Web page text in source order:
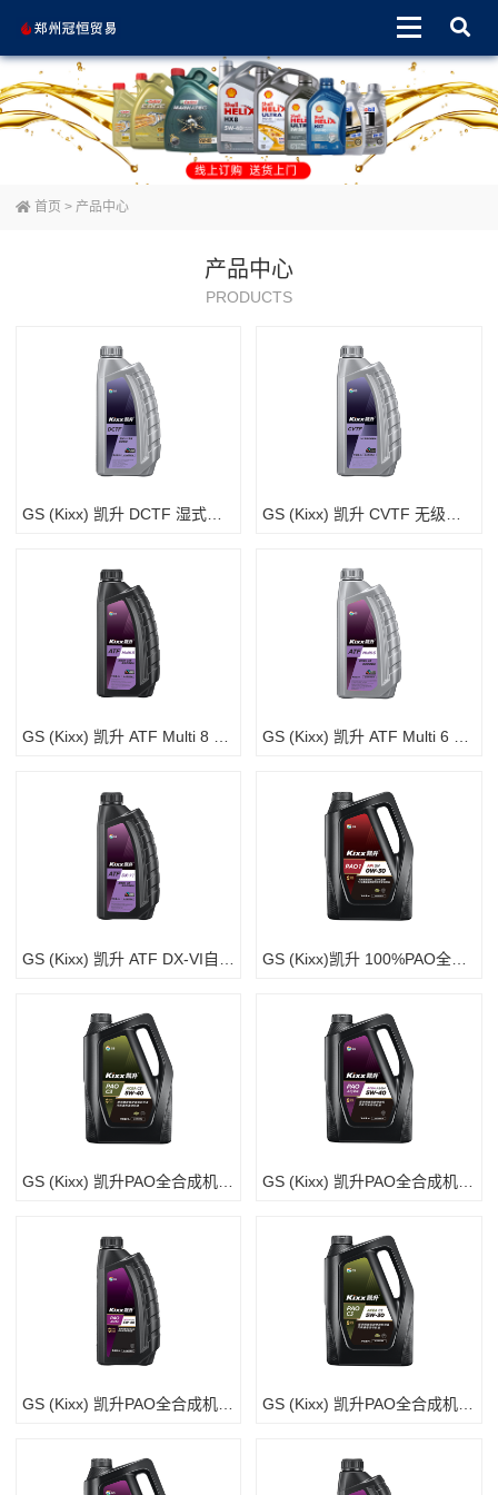
首页 > 产品中心
产品中心
PRODUCTS
GS (Kixx) 凯升 DCTF 湿式双离合变速箱油 GS (Kixx) 凯升 CVTF 无级自动变速箱油
GS (Kixx) 凯升 ATF Multi 8 自动变速箱油 8-10速 GS (Kixx) 凯升 ATF Multi 6 自动变速箱油 5速6速
GS (Kixx) 凯升 ATF DX-VI自动变速箱油 6-8速 GS (Kixx)凯升 100%PAO全合成机油 0W-30 SN级 黑凯系列 4L
GS (Kixx) 凯升PAO全合成机油 5W-40 C3级 黑凯系列 4L GS (Kixx) 凯升PAO全合成机油 5W-40 A3B4级 黑凯系列 4L
GS (Kixx) 凯升PAO全合成机油 5W-40 A3B4级 黑凯系列 1L GS (Kixx) 凯升PAO全合成机油 5W-30 C3级 黑凯系列 4L